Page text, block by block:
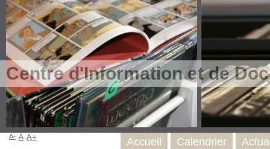
Centre d'Information et de
Accueil Calendrier
A- A A+